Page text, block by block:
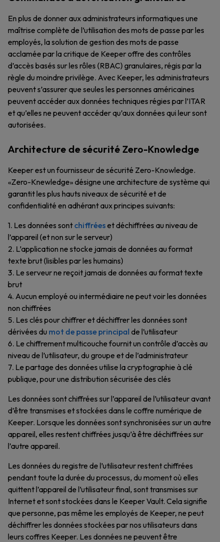
En plus de donner aux administrateurs informatiques une
maîtrise complète de l’utilisation des mots de passe par les
employés, la solution de gestion des mots de passe
acclamée par la critique de Keeper offre des contrôles
d’accès basés sur les rôles (RBAC) granulaires, régis par la
règle du moindre privilège. Avec Keeper, les administrateurs
peuvent s’assurer que seules les personnes américaines
peuvent accéder aux données techniques régies par l’ITAR
et qu’elles ne peuvent accéder qu’aux données qui leur sont
autorisées.
Architecture de sécurité Zero-Knowledge
Keeper est un fournisseur de sécurité Zero-Knowledge.
«Zero-Knewledge» désigne une architecture de système qui
garantit les plus hauts niveaux de sécurité et de
confidentialité en adhérant aux principes suivants:
1. Les données sont chiffréeset déchiffrées au niveau de
l’appareil (et non sur le serveur)
2. L’application ne stocke jamais de données au format
texte brut (lisibles par les humains)
3. Le serveur ne reçoit jamais de données au format texte
brut
4. Aucun employé ou intermédiaire ne peut voir les données
non chiffrées
5. Les clés pour chiffrer et déchiffrer les données sont
dérivées du mot de passe principal de l’utilisateur
6. Le chiffrement multicouche fournit un contrôle d’accès au
niveau de l’utilisateur, du groupe et de l’administrateur
7. Le partage des données utilise la cryptographie à clé
publique, pour une distribution sécurisée des clés
Les données sont chiffrées sur l’appareil de l’utilisateur avant
d’être transmises et stockées dans le coffre numérique de
Keeper. Lorsque les données sont synchronisées sur un autre
appareil, elles restent chiffrées jusqu’à être déchiffrées sur
l’autre appareil.
Les données du registre de l’utilisateur restent chiffrées
pendant toute la durée du processus, du moment où elles
quittent l’appareil de l’utilisateur final, sont transmises sur
Internet et sont stockées dans le Keeper Vault. Cela signifie
que personne, pas même les employés de Keeper, ne peut
déchiffrer les données stockées par nos utilisateurs dans
leurs coffres Keeper. Les données ne peuvent être